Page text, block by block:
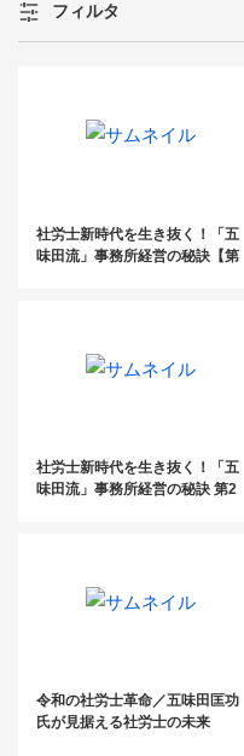
フィルタ
社労士新時代を生き抜く！「五
味田流」事務所経営の秘訣【第
社労士新時代を生き抜く！「五
味田流」事務所経営の秘訣 第2
令和の社労士革命／五味田匡功
氏が見据える社労士の未来